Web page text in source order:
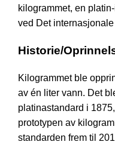
kilogrammet, en
ved Det
Historie/
Kilogrammet ble
av én liter vann. Det
platinastandard i
prototypen av
standarden frem til